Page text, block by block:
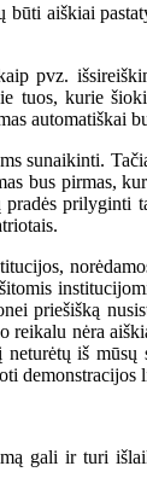
aiškiai
pvz.
tuos, kurie
automatiškai
sunaikinti.
bus pirmas,
prilyginti
priešišką
nėra
iš
demonstracijos
gali ir turi